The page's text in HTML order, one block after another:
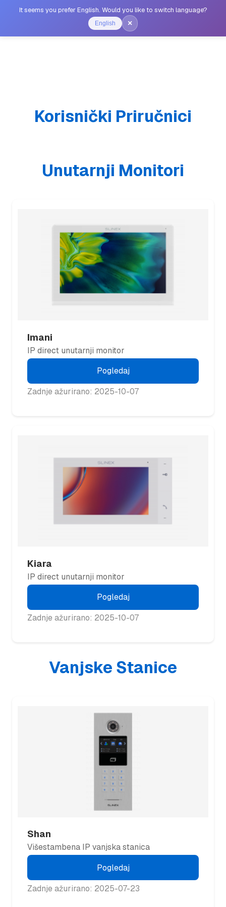
It seems you prefer English. Would you like to switch language?
English ×
Korisnički Priručnici
Unutarnji Monitori
Imani
IP direct unutarnji monitor
Pogledaj
Zadnje ažurirano: 2025-10-07
Kiara
IP direct unutarnji monitor
Pogledaj
Zadnje ažurirano: 2025-10-07
Vanjske Stanice
Shan
Višestambena IP vanjska stanica
Pogledaj
Zadnje ažurirano: 2025-07-23